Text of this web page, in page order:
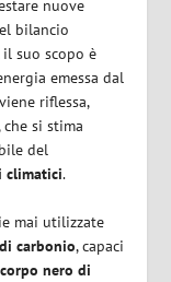
nuove
bilancio
suo scopo è
emessa dal
riflessa,
si stima
del
climatici.
mai utilizzate
carbonio, capaci
corpo nero di